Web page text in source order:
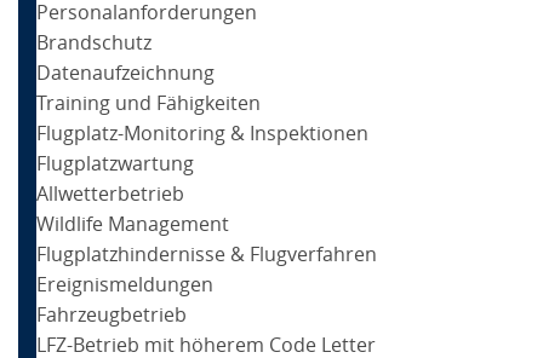
Personalanforderungen
Brandschutz
Datenaufzeichnung
Training und Fähigkeiten
Flugplatz-Monitoring & Inspektionen
Flugplatzwartung
Allwetterbetrieb
Wildlife Management
Flugplatzhindernisse & Flugverfahren
Ereignismeldungen
Fahrzeugbetrieb
LFZ-Betrieb mit höherem Code Letter